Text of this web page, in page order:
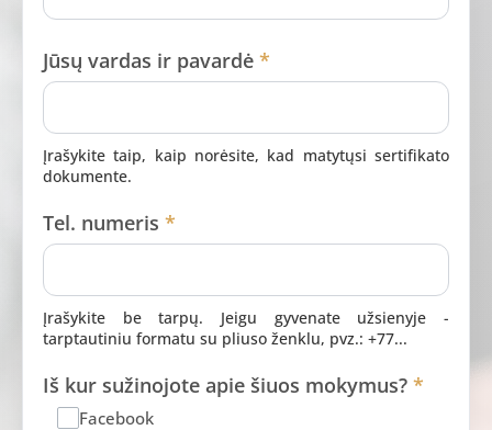
Jūsų vardas ir pavardė*
Įrašykite taip, kaip norėsite, kad matytųsi sertifikato
dokumente.
Tel. numeris*
Įrašykite be tarpų. Jeigu gyvenate užsienyje -
tarptautiniu formatu su pliuso ženklu, pvz.: +77...
Iš kur sužinojote apie šiuos mokymus?*
Facebook